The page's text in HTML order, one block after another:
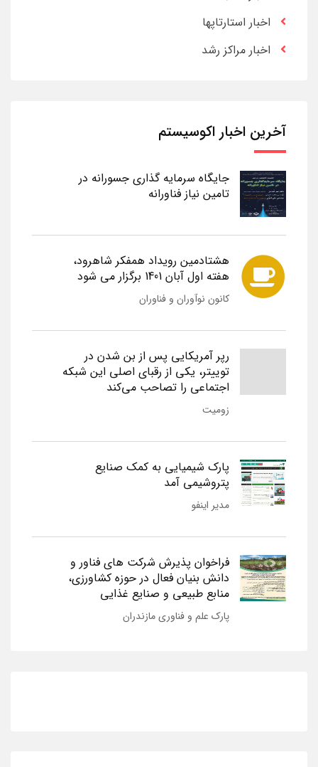
اخبار استارتاپها
اخبار مراکز رشد
آخرین اخبار اکوسیستم
جایگاه سرمایه گذاری جسورانه در
تامین نیاز فناورانه
هشتادمین رویداد همفکر شاهرود،
هفته اول آبان 1401 برگزار می شود
کانون نوآوران و فناوران
رپر آمریکایی پس از بن شدن در
توییتر، یکی از رقبای اصلی این شبکه
اجتماعی را تصاحب می‌کند
زومیت
پارک شیمیایی به کمک صنایع
پتروشیمی آمد
مدیر اینفو
فراخوان پذیرش شرکت های فناور و
دانش بنیان فعال در حوزه کشاورزی،
منابع طبیعی و صنایع غذایی
پارک علم و فناوری مازندران